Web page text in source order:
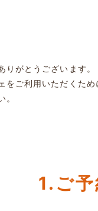
りがとうございます。
をご利用いただくた
。
1.ご